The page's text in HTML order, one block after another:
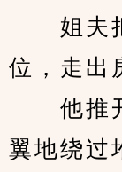
姐夫把
位，走出
他推开
翼地绕过